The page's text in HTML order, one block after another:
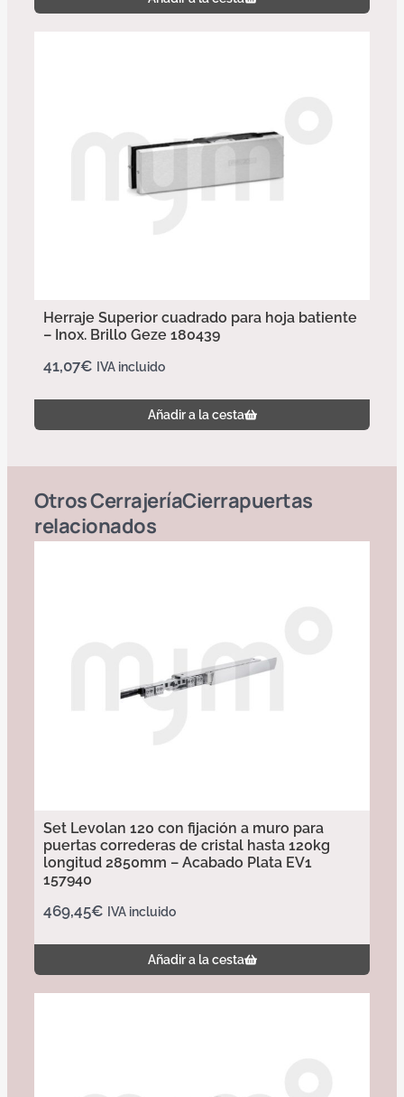
Herraje Superior cuadrado para hoja batiente
– Inox. Brillo Geze 180439
41,07€ IVA incluido
Añadir a la cesta
OtrosCerrajeríaCierrapuertas
relacionados
Set Levolan 120 con fijación a muro para
puertas correderas de cristal hasta 120kg
longitud 2850mm – Acabado Plata EV1
157940
469,45€ IVA incluido
Añadir a la cesta